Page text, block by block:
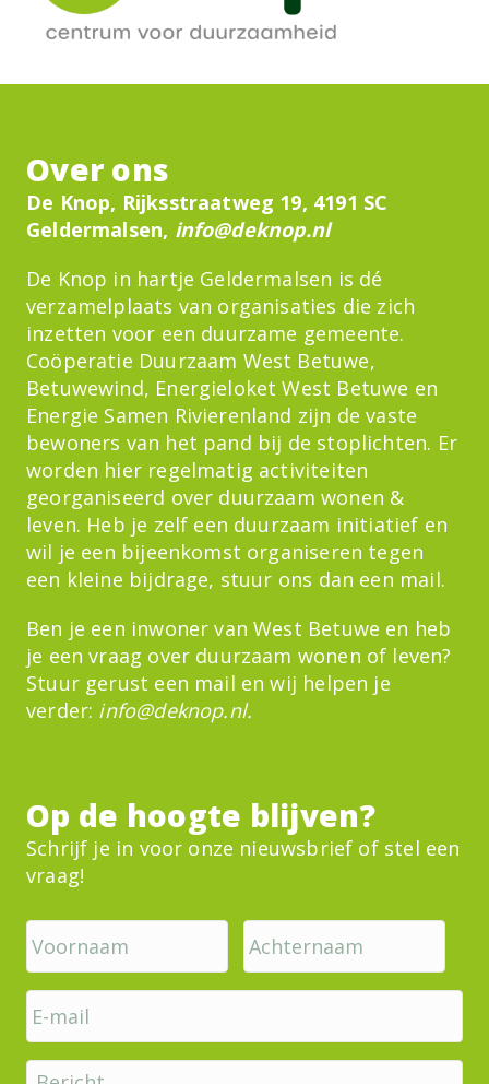
Over ons
De Knop, Rijksstraatweg 19, 4191 SC
Geldermalsen, info@deknop.nl
De Knop in hartje Geldermalsen is dé
verzamelplaats van organisaties die zich
inzetten voor een duurzame gemeente.
Coöperatie Duurzaam West Betuwe,
Betuwewind, Energieloket West Betuwe en
Energie Samen Rivierenland zijn de vaste
bewoners van het pand bij de stoplichten. Er
worden hier regelmatig activiteiten
georganiseerd over duurzaam wonen &
leven. Heb je zelf een duurzaam initiatief en
wil je een bijeenkomst organiseren tegen
een kleine bijdrage, stuur ons dan een mail.
Ben je een inwoner van West Betuwe en heb
je een vraag over duurzaam wonen of leven?
Stuur gerust een mail en wij helpen je
verder: info@deknop.nl.
Op de hoogte blijven?
Schrijf je in voor onze nieuwsbrief of stel een
vraag!
V
o
o
r
n
a
a
A
c
h
t
r
-
aB